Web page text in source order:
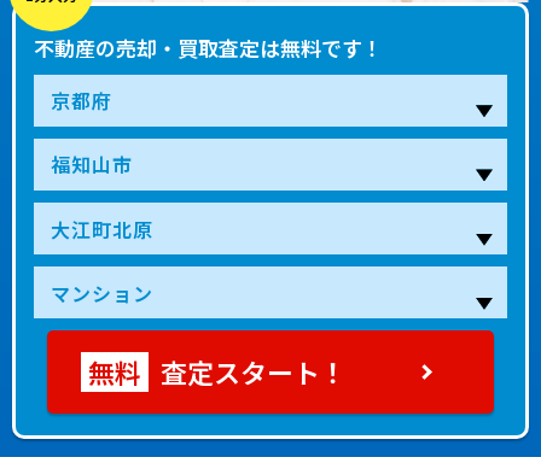
不動産の売却・買取査定は無料です！
査定スタート！